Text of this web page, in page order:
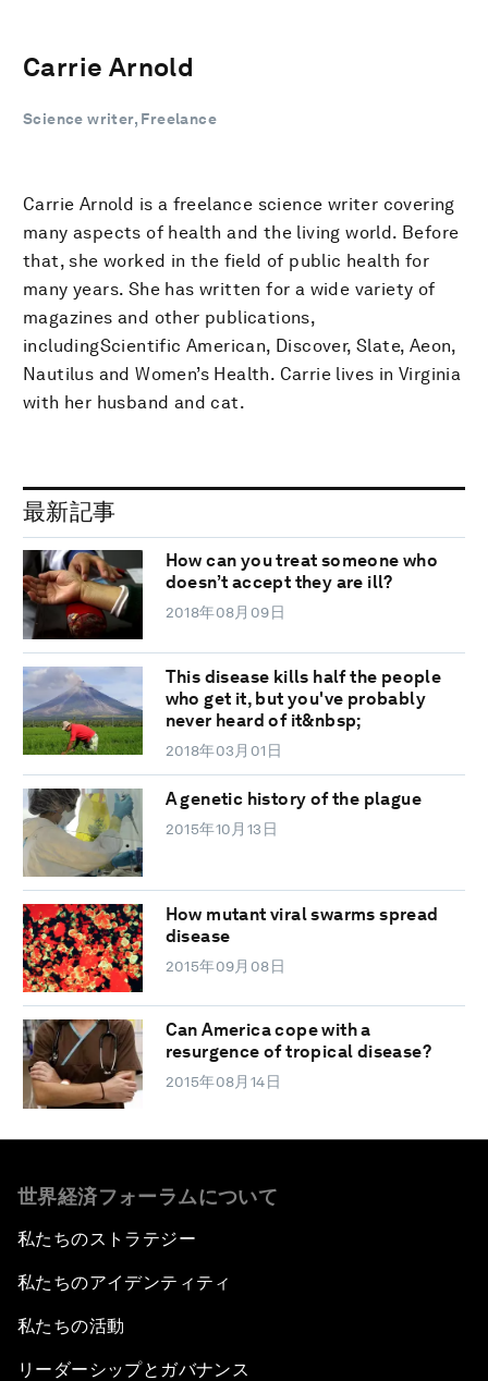
Carrie Arnold
Science writer, Freelance
Carrie Arnold is a freelance science writer covering
many aspects of health and the living world. Before
that, she worked in the field of public health for
many years. She has written for a wide variety of
magazines and other publications,
includingScientific American, Discover, Slate, Aeon,
Nautilus and Women’s Health. Carrie lives in Virginia
with her husband and cat.
最新記事
How can you treat someone who
doesn’t accept they are ill?
2018年08月09日
This disease kills half the people
who get it, but you've probably
never heard of it&nbsp;
2018年03月01日
A genetic history of the plague
2015年10月13日
How mutant viral swarms spread
disease
2015年09月08日
Can America cope with a
resurgence of tropical disease?
2015年08月14日
世界経済フォーラムについて
私たちのストラテジー
私たちのアイデンティティ
私たちの活動
リーダーシップとガバナンス